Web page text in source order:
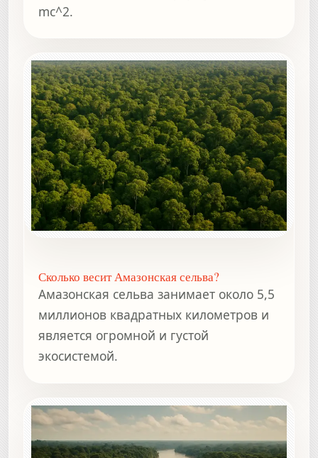
mc^2.
Сколько весит Амазонская сельва?
Амазонская сельва занимает около 5,5
миллионов квадратных километров и
является огромной и густой
экосистемой.